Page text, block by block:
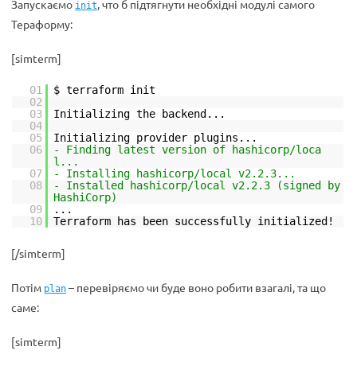
Запускаємо init, что б підтягнути необхідні модулі самого
Тераформу:
[simterm]
01
$ terraform init
02
03
Initializing the backend...
04
05
Initializing provider plugins...
06
- Finding latest version of hashicorp/loca
l...
07
- Installing hashicorp/local v2.2.3...
08
- Installed hashicorp/local v2.2.3 (signed by
HashiCorp)
09
...
10
Terraform has been successfully initialized!
[/simterm]
Потім plan – перевіряємо чи буде воно робити взагалі, та що
саме:
[simterm]